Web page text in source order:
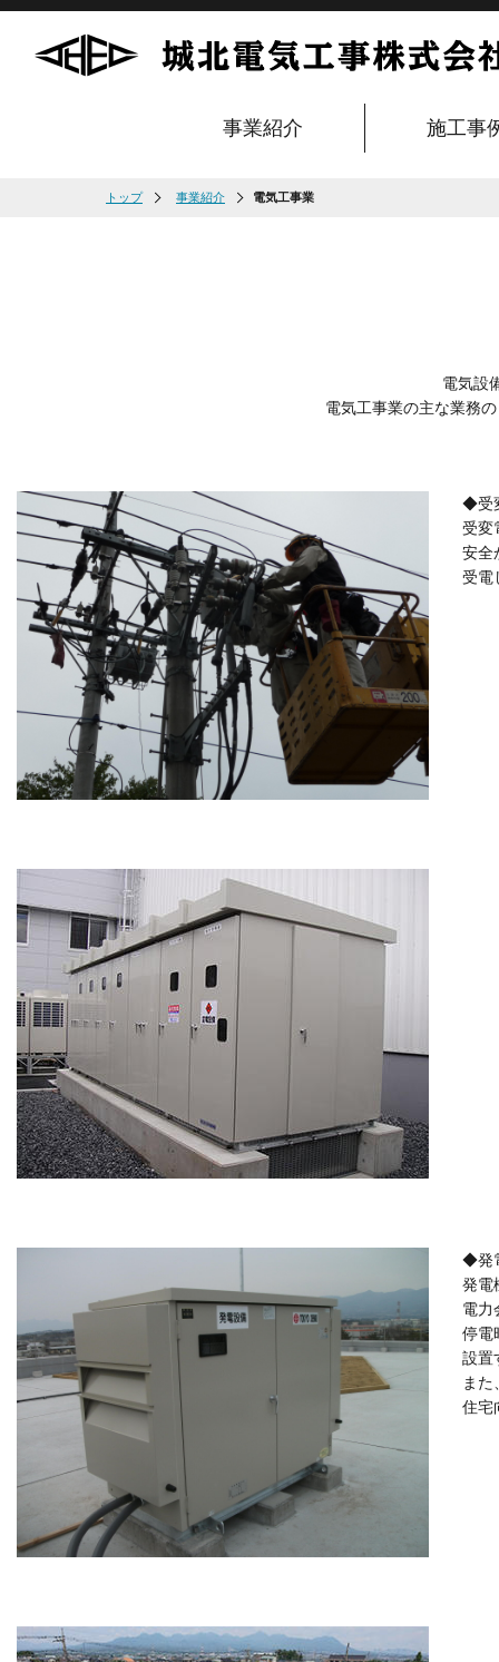
事業紹介 施工事
トップ 事業紹介 電気工事業
電気設
電気工事業の主な業務
◆受
受変
安全
受電
◆発
発電
電力
停電
設置
また
住宅